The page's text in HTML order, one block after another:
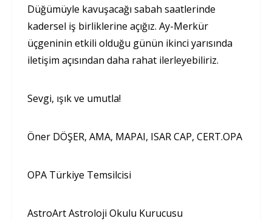
Düğümüyle kavuşacağı sabah saatlerinde
kadersel iş birliklerine açığız. Ay-Merkür
üçgeninin etkili olduğu günün ikinci yarısında
iletişim açısından daha rahat ilerleyebiliriz.
Sevgi, ışık ve umutla!
Öner DÖŞER, AMA, MAPAI, ISAR CAP, CERT.OPA
OPA Türkiye Temsilcisi
AstroArt Astroloji Okulu Kurucusu